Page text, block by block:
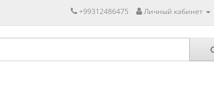
+99312486475 Личный кабинет